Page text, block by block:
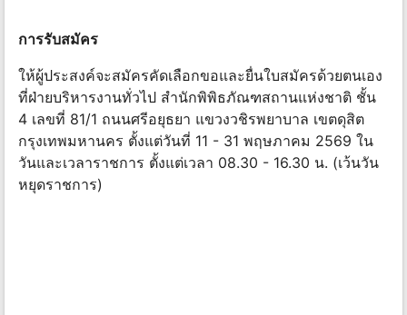
การรับสมัคร
ให้ผู้ประสงค์จะสมัครคัดเลือกขอและยื่นใบสมัครด้วยตนเอง
ที่ฝ่ายบริหารงานทั่วไป สำนักพิพิธภัณฑสถานแห่งชาติ ชั้น
4 เลขที่ 81/1 ถนนศรีอยุธยา แขวงวชิรพยาบาล เขตดุสิต
กรุงเทพมหานคร ตั้งแต่วันที่ 11 - 31 พฤษภาคม 2569 ใน
วันและเวลาราชการ ตั้งแต่เวลา 08.30 - 16.30 น. (เว้นวัน
หยุดราชการ)